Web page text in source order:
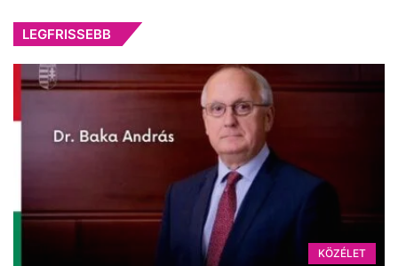
LEGFRISSEBB
KÖZÉLET